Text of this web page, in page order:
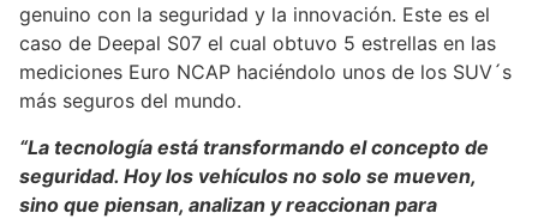
genuino con la seguridad y la innovación. Este es el
caso de Deepal S07 el cual obtuvo 5 estrellas en las
mediciones Euro NCAP haciéndolo unos de los SUV´s
más seguros del mundo.
“La tecnología está transformando el concepto de
seguridad. Hoy los vehículos no solo se mueven,
sino que piensan, analizan y reaccionan para